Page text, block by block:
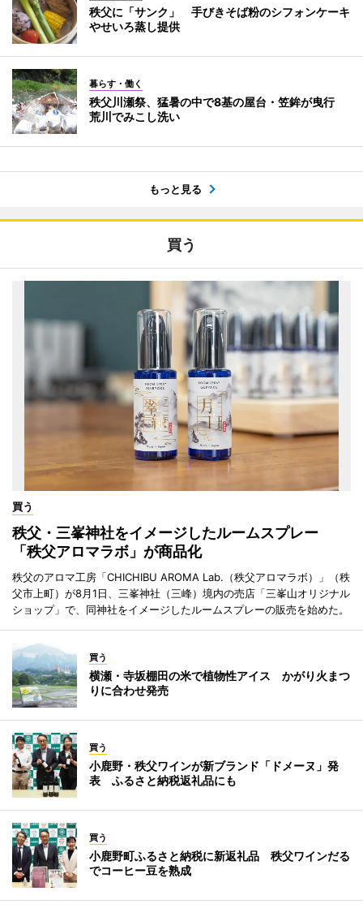
秩父に「サンク」 手びきそば粉のシフォンケーキ
やせいろ蒸し提供
暮らす・働く
秩父川瀬祭、猛暑の中で8基の屋台・笠鉾が曳行
荒川でみこし洗い
もっと見る
買う
買う
秩父・三峯神社をイメージしたルームスプレー
「秩父アロマラボ」が商品化
秩父のアロマ工房「CHICHIBU AROMA Lab.（秩父アロマラボ）」（秩
父市上町）が8月1日、三峯神社（三峰）境内の売店「三峯山オリジナル
ショップ」で、同神社をイメージしたルームスプレーの販売を始めた。
買う
横瀬・寺坂棚田の米で植物性アイス かがり火まつ
りに合わせ発売
買う
小鹿野・秩父ワインが新ブランド「ドメーヌ」発
表 ふるさと納税返礼品にも
買う
小鹿野町ふるさと納税に新返礼品 秩父ワインだる
でコーヒー豆を熟成